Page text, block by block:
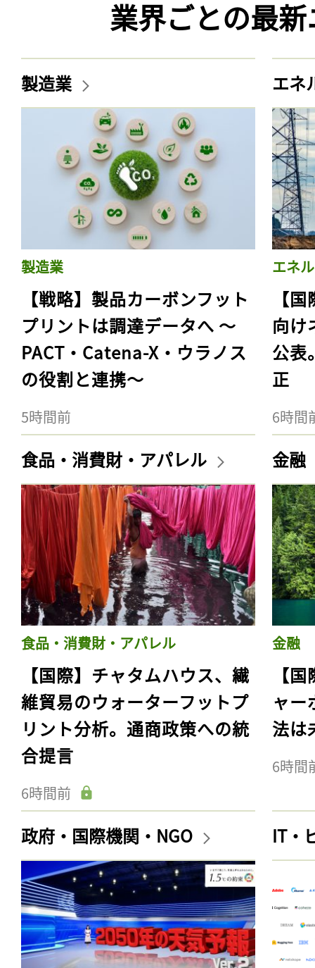
業界ごとの最
製造業
製造業
【戦略】製品カーボンフット
プリントは調達データへ 〜
PACT・Catena-X・ウラノス
の役割と連携〜
5時間前
エネ
エネ
【
向け
公表
正
6時間
食品・消費財・アパレル
食品・消費財・アパレル
【国際】チャタムハウス、繊
維貿易のウォーターフットプ
リント分析。通商政策への統
合提言
6時間前
金融
金融
【
ャー
法は
6時間
政府・国際機関・NGO IT・